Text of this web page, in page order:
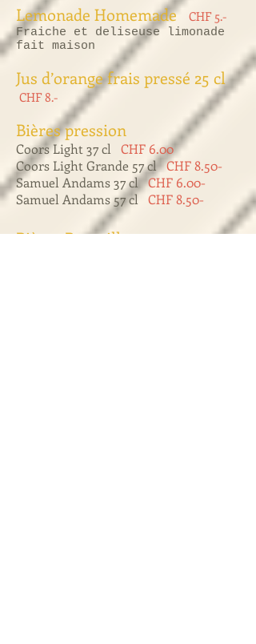
Lemonade Homemade CHF 5.-
Fraiche et deliseuse limonade
fait maison
Jus d’orange frais pressé 25 cl
CHF 8.-
Bières pression
Coors Light 37 cl
CHF 6.00
Coors Light Grande 57 cl CHF 8.50-
Samuel Andams 37 cl CHF 6.00-
Samuel Andams 57 cl CHF 8.50-
Bières Bouteille